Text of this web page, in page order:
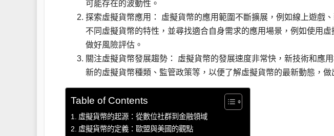
可能存在的波動性。
探索虛擬貨幣應用： 虛擬貨幣的應用範圍不斷擴展，例如線上遊戲
不同虛擬貨幣的特性，並尋找適合自身需求的應用場景，例如使用
做好風險評估。
關注虛擬貨幣發展趨勢： 虛擬貨幣的發展速度非常快，新技術和應
新的虛擬貨幣種類、監管政策等，以便了解虛擬貨幣的最新動態，做
Table of Contents
虛擬貨幣的起源：從數位社群到金融領域
虛擬貨幣的定義：歐盟與美國的觀點